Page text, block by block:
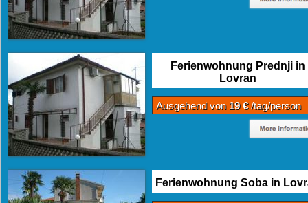
Ferienwohnung Prednji in
Lovran
Ausgehend von 19 €/tag/person
Ferienwohnung Soba in